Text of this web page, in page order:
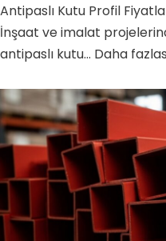
Antipaslı Kutu Profil
İnşaat ve imalat
antipaslı kutu… Daha